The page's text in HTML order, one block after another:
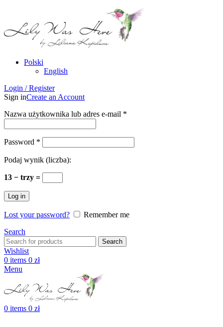
Polski
English
Login / Register
Sign inCreate an Account
Nazwa użytkownika lub adres e-mail *
Password *
Podaj wynik (liczba):
13 − trzy =
Log in
Lost your password?
Remember me
Search
Search
Wishlist
0 items 0 zł
Menu
0 items 0 zł